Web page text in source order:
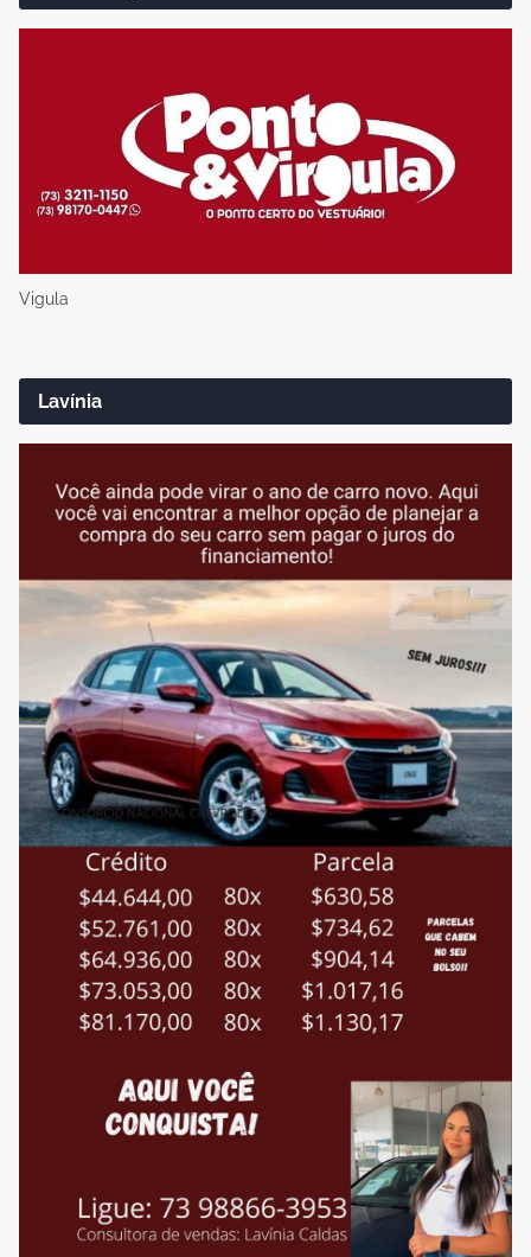
Vigula
Lavínia